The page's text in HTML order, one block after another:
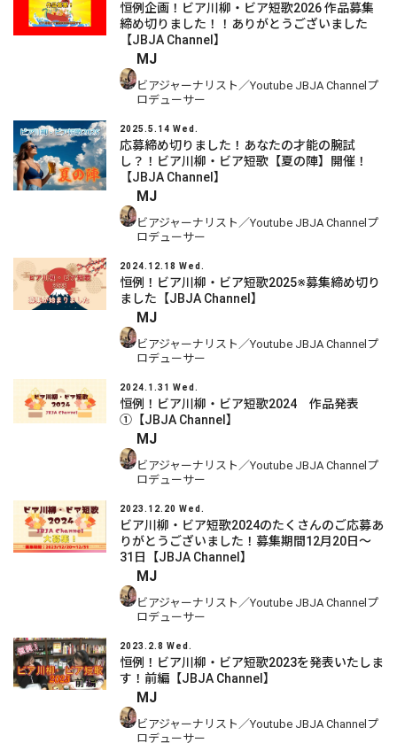
恒例企画！ビア川柳・ビア短歌2026 作品募集
締め切りました！！ありがとうございました
【JBJA Channel】
MJ
ビアジャーナリスト／Youtube JBJA Channelプ
ロデューサー
2025.5.14 Wed.
応募締め切りました！あなたの才能の腕試
し？！ビア川柳・ビア短歌【夏の陣】開催！
【JBJA Channel】
MJ
ビアジャーナリスト／Youtube JBJA Channelプ
ロデューサー
2024.12.18 Wed.
恒例！ビア川柳・ビア短歌2025※募集締め切り
ました【JBJA Channel】
MJ
ビアジャーナリスト／Youtube JBJA Channelプ
ロデューサー
2024.1.31 Wed.
恒例！ビア川柳・ビア短歌2024 作品発表
①【JBJA Channel】
MJ
ビアジャーナリスト／Youtube JBJA Channelプ
ロデューサー
2023.12.20 Wed.
ビア川柳・ビア短歌2024のたくさんのご応募あ
りがとうございました！募集期間12月20日～
31日【JBJA Channel】
MJ
ビアジャーナリスト／Youtube JBJA Channelプ
ロデューサー
2023.2.8 Wed.
恒例！ビア川柳・ビア短歌2023を発表いたしま
す！前編【JBJA Channel】
MJ
ビアジャーナリスト／Youtube JBJA Channelプ
ロデューサー